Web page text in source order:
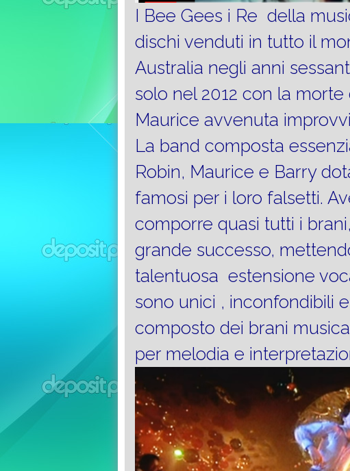
I Bee Gees i Re della
dischi venduti in tutto il
Australia negli anni
solo nel 2012 con la
Maurice avvenuta
La band composta
Robin, Maurice e Barry
famosi per i loro falsetti.
comporre quasi tutti i
grande successo,
talentuosa estensione
sono unici , inconfondibili
composto dei brani
per melodia e